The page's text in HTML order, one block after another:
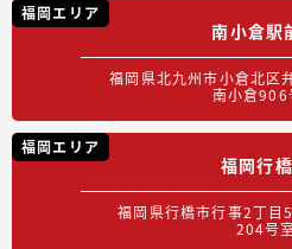
福岡エリア
南小倉駅
福岡県北九州市小倉北区
南小倉906
福岡エリア
福岡行
福岡県行橋市行事2丁目
204号